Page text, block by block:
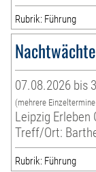
Rubrik: Führung
07.08.2026 bis
(mehrere
Leipzig Erleben
Treff/Ort:
Rubrik: Führung